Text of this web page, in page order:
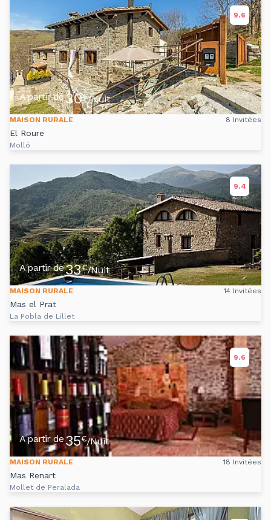
9.6
A partir de30€/Nuit
MAISON RURALE 8 Invitées
El Roure
Molló
9.4
A partir de33€/Nuit
MAISON RURALE 14 Invitées
Mas el Prat
La Pobla de Lillet
9.6
A partir de 35€/Nuit
MAISON RURALE 18 Invitées
Mas Renart
Mollet de Peralada